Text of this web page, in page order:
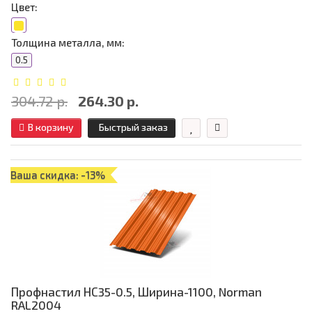
Цвет:
Толщина металла, мм:
0.5
304.72 р. 264.30 р.
В корзину Быстрый заказ
Ваша скидка: -13%
Профнастил НС35-0.5, Ширина-1100, Norman
RAL2004